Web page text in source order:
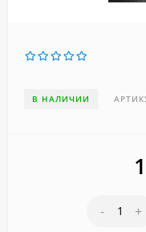
В НАЛИЧИИ
- +